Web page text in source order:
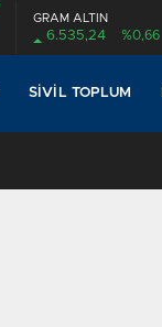
GRAM ALTIN
6.535,24 %0,66
SIVIL TOPLUM